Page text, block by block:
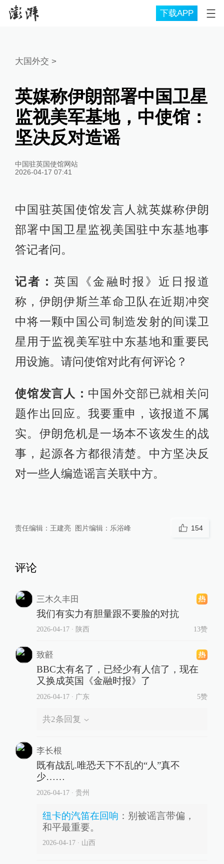
下载APP
大国外交 >
英媒称伊朗部署中国卫星
监视美军基地，中使馆：
坚决反对造谣
中国驻英国使馆网站
2026-04-17 07:41
中国驻英国使馆发言人就英媒称伊朗
部署中国卫星监视美国驻中东基地事
答记者问。
记者：英国《金融时报》近日报道
称，伊朗伊斯兰革命卫队在近期冲突
中将一颗中国公司制造发射的间谍卫
星用于监视美军驻中东基地和重要民
用设施。请问使馆对此有何评论？
使馆发言人： 中国外交部已就相关问
题作出回应。我要重申，该报道不属
实。伊朗危机是一场本不该发生的战
事，起源各方都很清楚。中方坚决反
对一些人编造谣言关联中方。
责任编辑： 王建亮 图片编辑： 乐浴峰 154
评论
三木久丰田
我们有实力有胆量跟不要脸的对抗
2026-04-17∙ 陕西 13赞
致壡
BBC太有名了，已经少有人信了，现在
又换成英国《金融时报》了
2026-04-17∙ 广东 5赞
共2条回复
李长根
既有战乱.唯恐天下不乱的“人”真不
少……
2026-04-17∙ 贵州
纽卡的汽笛在回响 ： 别被谣言带偏，
和平最重要。
2026-04-17∙ 山西